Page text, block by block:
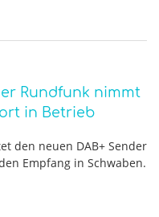
Rundfunk nimmt
in Betrieb
den neuen DAB+ Sender
Empfang in Schwaben.